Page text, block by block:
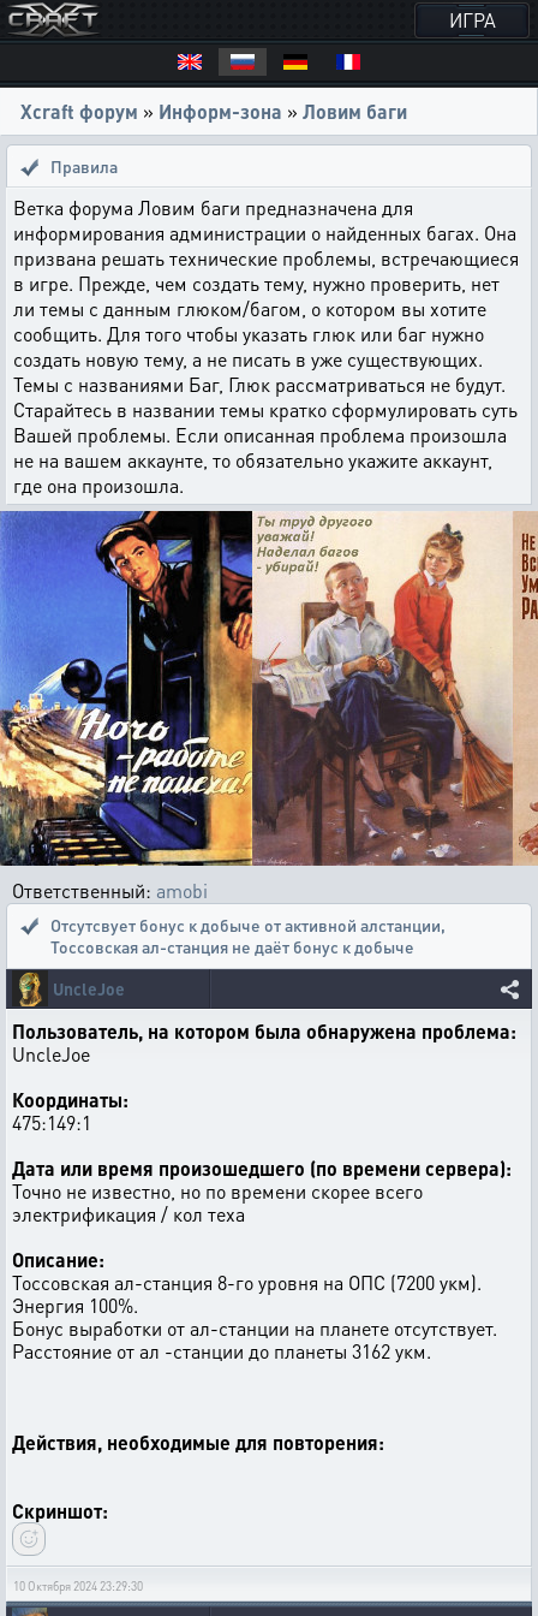
ИГРА
Xcraft форум » Информ-зона » Ловим баги
Правила
Ветка форума Ловим баги предназначена для
информирования администрации о найденных багах. Она
призвана решать технические проблемы, встречающиеся
в игре. Прежде, чем создать тему, нужно проверить, нет
ли темы с данным глюком/багом, о котором вы хотите
сообщить. Для того чтобы указать глюк или баг нужно
создать новую тему, а не писать в уже существующих.
Темы с названиями Баг, Глюк рассматриваться не будут.
Старайтесь в названии темы кратко сформулировать суть
Вашей проблемы. Если описанная проблема произошла
не на вашем аккаунте, то обязательно укажите аккаунт,
где она произошла.
Ответственный: amobi
Отсутсвует бонус к добыче от активной алстанции,
Тоссовская ал-станция не даёт бонус к добыче
UncleJoe
Пользователь, на котором была обнаружена проблема:
UncleJoe
Координаты:
475:149:1
Дата или время произошедшего (по времени сервера):
Точно не известно, но по времени скорее всего
электрификация / кол теха
Описание:
Тоссовская ал-станция 8-го уровня на ОПС (7200 укм).
Энергия 100%.
Бонус выработки от ал-станции на планете отсутствует.
Расстояние от ал -станции до планеты 3162 укм.
Действия, необходимые для повторения:
Скриншот:
10 Октября 2024 23:29:30